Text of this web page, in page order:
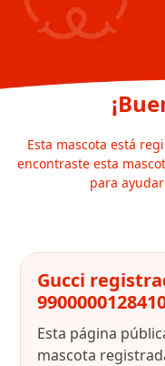
Esta mascota está
encontraste esta
para
Gucci
Esta página
mascota